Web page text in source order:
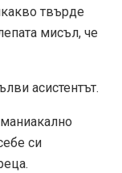
твърде
мисъл, че
асистентът.
си